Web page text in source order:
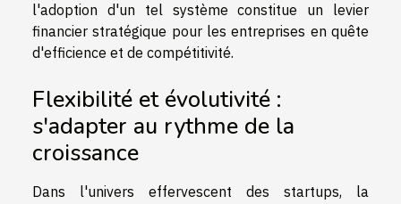
l'adoption d'un tel système constitue un levier
financier stratégique pour les entreprises en quête
d'efficience et de compétitivité.
Flexibilité et évolutivité :
s'adapter au rythme de la
croissance
Dans l'univers effervescent des startups, la